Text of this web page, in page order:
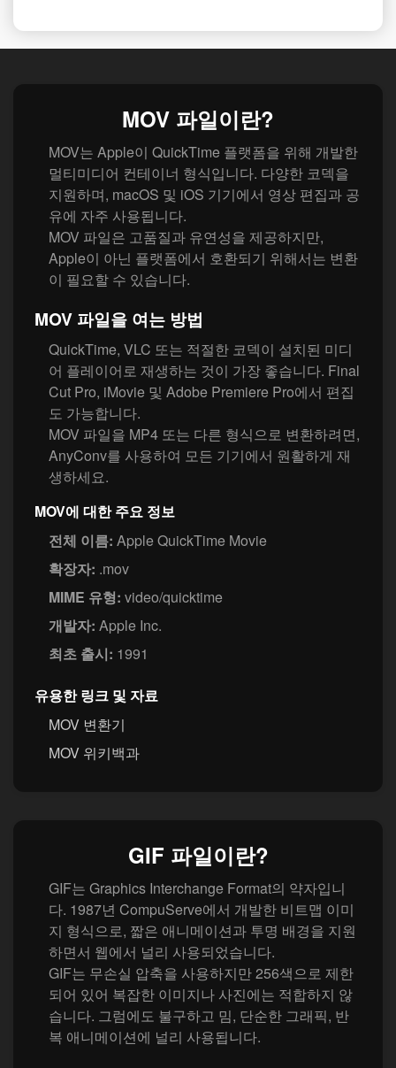
MOV 파일이란?
MOV는 Apple이 QuickTime 플랫폼을 위해 개발한
멀티미디어 컨테이너 형식입니다. 다양한 코덱을
지원하며, macOS 및 iOS 기기에서 영상 편집과 공
유에 자주 사용됩니다.
MOV 파일은 고품질과 유연성을 제공하지만,
Apple이 아닌 플랫폼에서 호환되기 위해서는 변환
이 필요할 수 있습니다.
MOV 파일을 여는 방법
QuickTime, VLC 또는 적절한 코덱이 설치된 미디
어 플레이어로 재생하는 것이 가장 좋습니다. Final
Cut Pro, iMovie 및 Adobe Premiere Pro에서 편집
도 가능합니다.
MOV 파일을 MP4 또는 다른 형식으로 변환하려면,
AnyConv를 사용하여 모든 기기에서 원활하게 재
생하세요.
MOV에 대한 주요 정보
전체 이름: Apple QuickTime Movie
확장자: .mov
MIME 유형: video/quicktime
개발자: Apple Inc.
최초 출시: 1991
유용한 링크 및 자료
MOV 변환기
MOV 위키백과
GIF 파일이란?
GIF는 Graphics Interchange Format의 약자입니
다. 1987년 CompuServe에서 개발한 비트맵 이미
지 형식으로, 짧은 애니메이션과 투명 배경을 지원
하면서 웹에서 널리 사용되었습니다.
GIF는 무손실 압축을 사용하지만 256색으로 제한
되어 있어 복잡한 이미지나 사진에는 적합하지 않
습니다. 그럼에도 불구하고 밈, 단순한 그래픽, 반
복 애니메이션에 널리 사용됩니다.